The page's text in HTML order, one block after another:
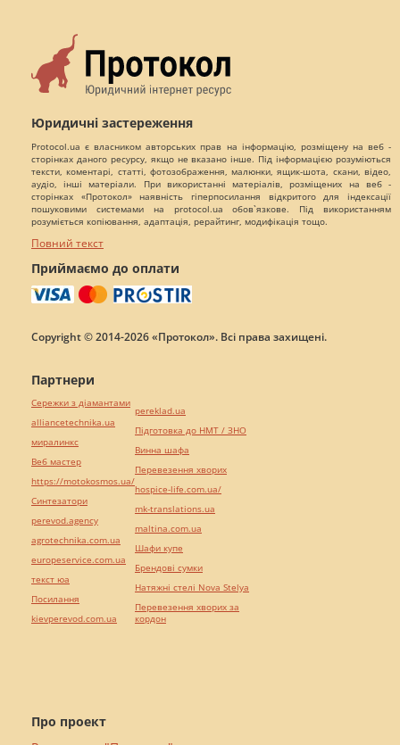
Юридичні застереження
Protocol.ua є власником авторських прав на інформацію, розміщену на веб -
сторінках даного ресурсу, якщо не вказано інше. Під інформацією розуміються
тексти, коментарі, статті, фотозображення, малюнки, ящик-шота, скани, відео,
аудіо, інші матеріали. При використанні матеріалів, розміщених на веб -
сторінках «Протокол» наявність гіперпосилання відкритого для індексації
пошуковими системами на protocol.ua обов`язкове. Під використанням
розуміється копіювання, адаптація, рерайтинг, модифікація тощо.
Повний текст
Приймаємо до оплати
Copyright © 2014-2026 «Протокол». Всі права захищені.
Про проект
Партнери
Сережки з діамантами
alliancetechnika.ua
миралинкс
Веб мастер
https://motokosmos.ua/
Синтезатори
perevod.agency
agrotechnika.com.ua
europeservice.com.ua
текст юа
Посилання
kievperevod.com.ua
pereklad.ua
Підготовка до НМТ / ЗНО
Винна шафа
Перевезення хворих
hospice-life.com.ua/
mk-translations.ua
maltina.com.ua
Шафи купе
Брендові сумки
Натяжні стелі Nova Stelya
Перевезення хворих за
кордон